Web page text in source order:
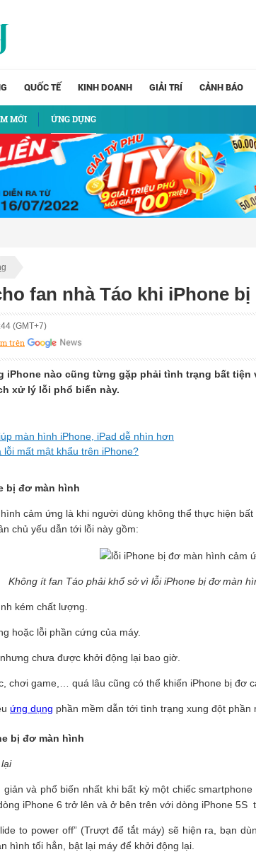
QUỐC TẾ KINH DOANH GIẢI TRÍ CẢNH BÁO
MỚI ỨNG DỤNG
fan nhà Táo khi iPhone
(GMT+7)
trên
iPhone nào cũng từng gặp phải tình trạng bất tiện
xử lý lỗi phổ biến này.
màn hình iPhone, iPad dễ nhìn hơn
lỗi mất mật khẩu trên iPhone?
bị đơ màn hình
cảm ứng là khi người dùng không thể thực hiện
chủ yếu dẫn tới lỗi này gồm:
Không ít fan Táo phải khổ sở vì lỗi iPhone bị đơ màn
kém chất lượng.
hoặc lỗi phần cứng của máy.
chưa được khởi động lại bao giờ.
chơi game,… quá lâu cũng có thể khiến iPhone bị đơ
ứng dụng phần mềm dẫn tới tình trạng xung đột phần
bị đơ màn hình
và phổ biến nhất khi bất kỳ một chiếc
iPhone 6 trở lên và ở bên trên với dòng iPhone 5S
to power off” (Trượt để tắt máy) sẽ hiện ra, bạn
hình tối hẳn, bật lại máy để khởi động lại.